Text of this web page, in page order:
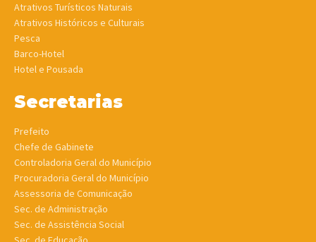
Atrativos Turísticos Naturais
Atrativos Históricos e Culturais
Pesca
Barco-Hotel
Hotel e Pousada
Secretarias
Prefeito
Chefe de Gabinete
Controladoria Geral do Município
Procuradoria Geral do Município
Assessoria de Comunicação
Sec. de Administração
Sec. de Assistência Social